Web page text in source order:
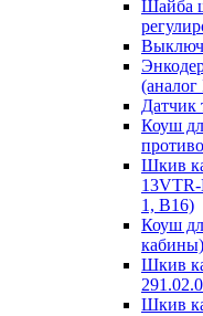
Шайба
Датчик
Коуш
Шкив
13VTR-
1, B16)
Коуш
Шкив
Шкив